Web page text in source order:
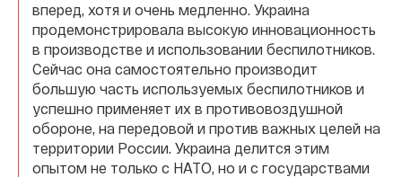
вперед, хотя и очень медленно. Украина
продемонстрировала высокую инновационность
в производстве и использовании беспилотников.
Сейчас она самостоятельно производит
большую часть используемых беспилотников и
успешно применяет их в противовоздушной
обороне, на передовой и против важных целей на
территории России. Украина делится этим
опытом не только с НАТО, но и с государствами